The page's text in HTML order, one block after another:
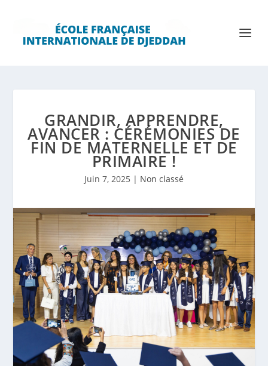
GRANDIR, APPRENDRE,
AVANCER : CÉRÉMONIES DE
FIN DE MATERNELLE ET DE
PRIMAIRE !
Juin 7, 2025 | Non classé